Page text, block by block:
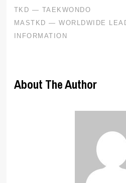
About The Author